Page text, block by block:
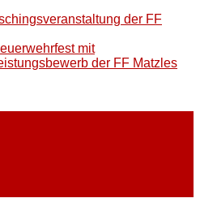
der FF
mit
der FF Matzles